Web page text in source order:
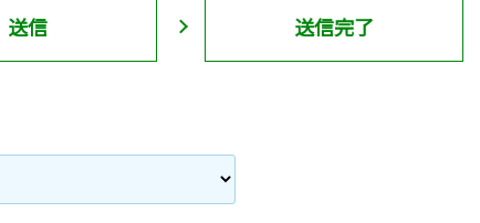
送信 送信完了